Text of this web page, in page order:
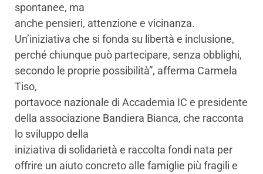
spontanee, ma
anche pensieri, attenzione e vicinanza.
Un’iniziativa che si fonda su libertà e inclusione,
perché chiunque può partecipare, senza obblighi,
secondo le proprie possibilità”, afferma Carmela
Tiso,
portavoce nazionale di Accademia IC e presidente
della associazione Bandiera Bianca, che racconta
lo sviluppo della
iniziativa di solidarietà e raccolta fondi nata per
offrire un aiuto concreto alle famiglie più fragili e